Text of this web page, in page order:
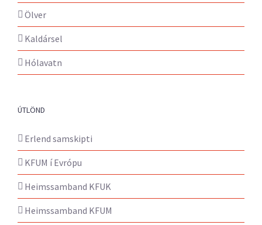
Ölver
Kaldársel
Hólavatn
ÚTLÖND
Erlend samskipti
KFUM í Evrópu
Heimssamband KFUK
Heimssamband KFUM